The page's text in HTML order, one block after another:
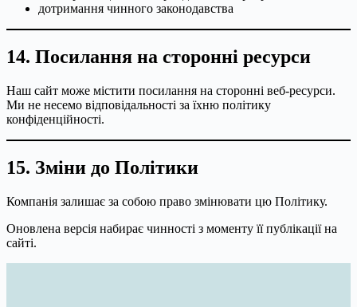
дотримання чинного законодавства
14. Посилання на сторонні ресурси
Наш сайт може містити посилання на сторонні веб-ресурси.
Ми не несемо відповідальності за їхню політику
конфіденційності.
15. Зміни до Політики
Компанія залишає за собою право змінювати цю Політику.
Оновлена версія набирає чинності з моменту її публікації на
сайті.